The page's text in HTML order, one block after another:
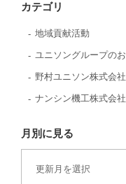
カテゴリ
地域貢献活動
ユニソングループの
野村ユニソン株式会
ナンシン機工株式会
月別に見る